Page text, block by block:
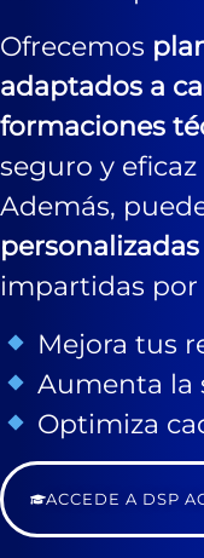
Ofrecemos
adaptados a
formaciones
seguro y
Además,
personalizadas
impartidas por
Mejora tus
Aumenta la
Optimiza
ACCEDE A DSP